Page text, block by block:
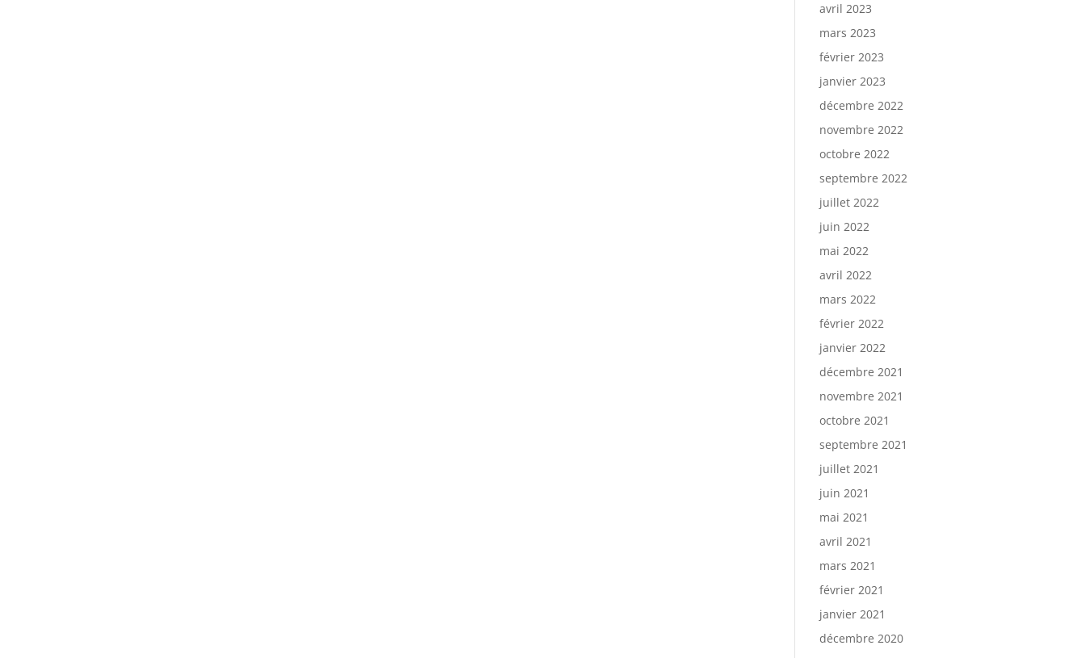
avril 2023
mars 2023
février 2023
janvier 2023
décembre 2022
novembre 2022
octobre 2022
septembre 2022
juillet 2022
juin 2022
mai 2022
avril 2022
mars 2022
février 2022
janvier 2022
décembre 2021
novembre 2021
octobre 2021
septembre 2021
juillet 2021
juin 2021
mai 2021
avril 2021
mars 2021
février 2021
janvier 2021
décembre 2020